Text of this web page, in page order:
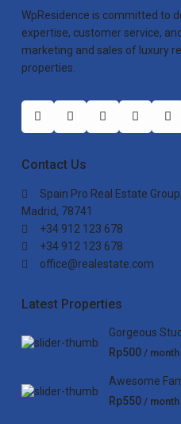
WpResidence is committed to
expertise, customer service,
marketing and sales of luxury
properties.
Contact Us
Spain Pro Real Estate
Madrid, 78741
+34 912 123 678
+34 912 123 678
office@realestate.com
Latest Properties
Gorgeous
Rp500 / month
Awesome
Rp550 / month